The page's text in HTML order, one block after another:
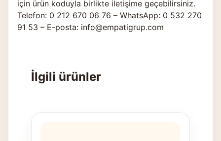
için ürün koduyla birlikte iletişime geçebilirsiniz.
Telefon: 0 212 670 06 76 – WhatsApp: 0 532 270
91 53 – E-posta: info@empatigrup.com
İlgili ürünler